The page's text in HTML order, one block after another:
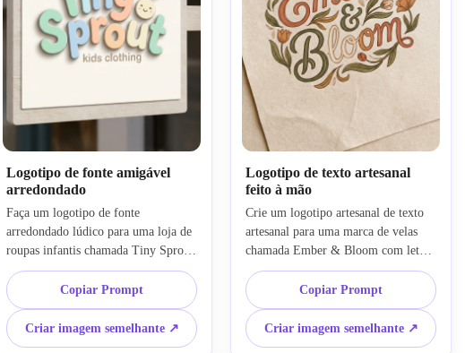
Logotipo de fonte amigável
arredondado
Faça um logotipo de fonte
arredondado lúdico para uma loja de
roupas infantis chamada Tiny Sprout
usando letras curvas suaves, cores
pastel alegres e uma composição
equilibrada brilhante. Adicione um
fundo limpo, sombra suave, clima
acolhedor de pequenas empresas,
Copiar Prompt
Criar imagem semelhante ↗
Logotipo de texto artesanal
feito à mão
Crie um logotipo artesanal de texto
artesanal para uma marca de velas
chamada Ember & Bloom com letras
artesanais, tons terrosos quentes e
formas orgânicas fluentes. Use um
fundo bege suave, textura de papel
sutil, clima de estilo de vida
boutique, composição equilibrada,
Copiar Prompt
Criar imagem semelhante ↗